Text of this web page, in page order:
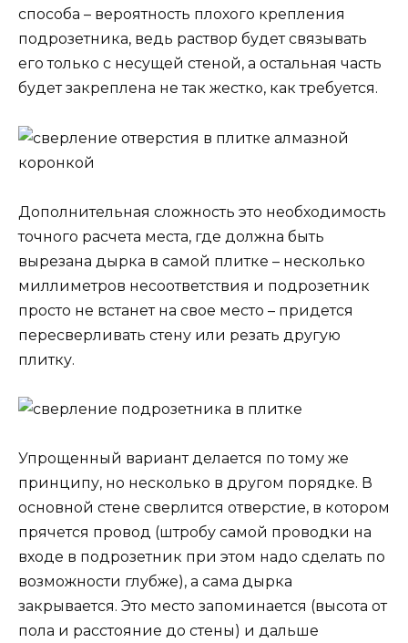
способа – вероятность плохого крепления
подрозетника, ведь раствор будет связывать
его только с несущей стеной, а остальная часть
будет закреплена не так жестко, как требуется.
Дополнительная сложность это необходимость
точного расчета места, где должна быть
вырезана дырка в самой плитке – несколько
миллиметров несоответствия и подрозетник
просто не встанет на свое место – придется
пересверливать стену или резать другую
плитку.
Упрощенный вариант делается по тому же
принципу, но несколько в другом порядке. В
основной стене сверлится отверстие, в котором
прячется провод (штробу самой проводки на
входе в подрозетник при этом надо сделать по
возможности глубже), а сама дырка
закрывается. Это место запоминается (высота от
пола и расстояние до стены) и дальше